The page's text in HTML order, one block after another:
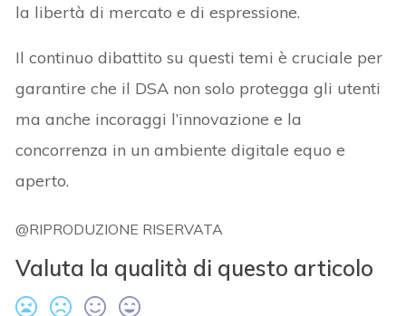
la libertà di mercato e di espressione.
Il continuo dibattito su questi temi è cruciale per
garantire che il DSA non solo protegga gli utenti
ma anche incoraggi l’innovazione e la
concorrenza in un ambiente digitale equo e
aperto.
@RIPRODUZIONE RISERVATA
Valuta la qualità di questo articolo